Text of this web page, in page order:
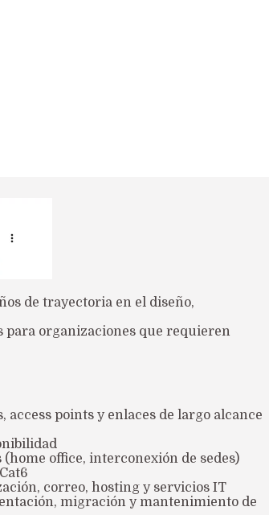
de trayectoria en el diseño,
organizaciones que requieren
points y enlaces de largo alcance
office, interconexión de sedes)
correo, hosting y servicios IT
migración y mantenimiento de